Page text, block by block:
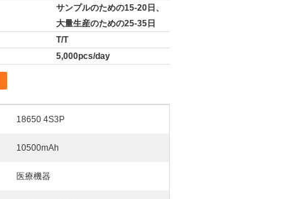
サンプルのための15-20日、
大量生産のための25-35日
T/T
5,000pcs/day
18650 4S3P
10500mAh
医療機器